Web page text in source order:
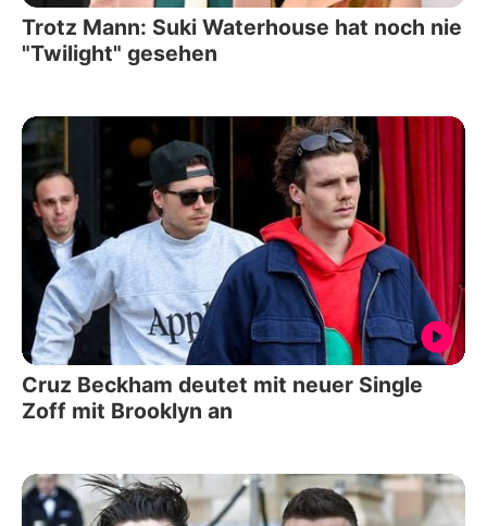
Trotz Mann: Suki Waterhouse hat noch nie
"Twilight" gesehen
Cruz Beckham deutet mit neuer Single
Zoff mit Brooklyn an